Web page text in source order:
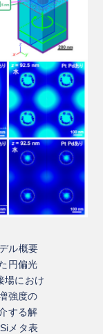
ル概要
円偏光
場におけ
強度の
する解
メタ表